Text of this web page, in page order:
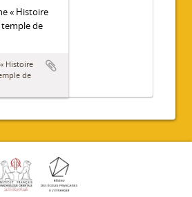
« Histoire
de
Histoire
de